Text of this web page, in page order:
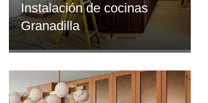
Instalación de cocinas
Granadilla